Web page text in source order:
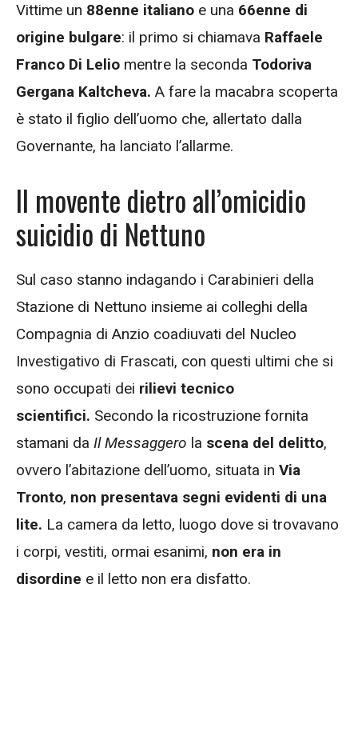
Vittime un 88enne italiano e una 66enne di
origine bulgare: il primo si chiamava Raffaele
Franco Di Lelio mentre la seconda Todoriva
Gergana Kaltcheva. A fare la macabra scoperta
è stato il figlio dell’uomo che, allertato dalla
Governante, ha lanciato l’allarme.
Il movente dietro all’omicidio
suicidio di Nettuno
Sul caso stanno indagando i Carabinieri della
Stazione di Nettuno insieme ai colleghi della
Compagnia di Anzio coadiuvati del Nucleo
Investigativo di Frascati, con questi ultimi che si
sono occupati dei rilievi tecnico
scientifici. Secondo la ricostruzione fornita
stamani da Il Messaggero la scena del delitto,
ovvero l’abitazione dell’uomo, situata in Via
Tronto, non presentava segni evidenti di una
lite. La camera da letto, luogo dove si trovavano
i corpi, vestiti, ormai esanimi, non era in
disordine e il letto non era disfatto.